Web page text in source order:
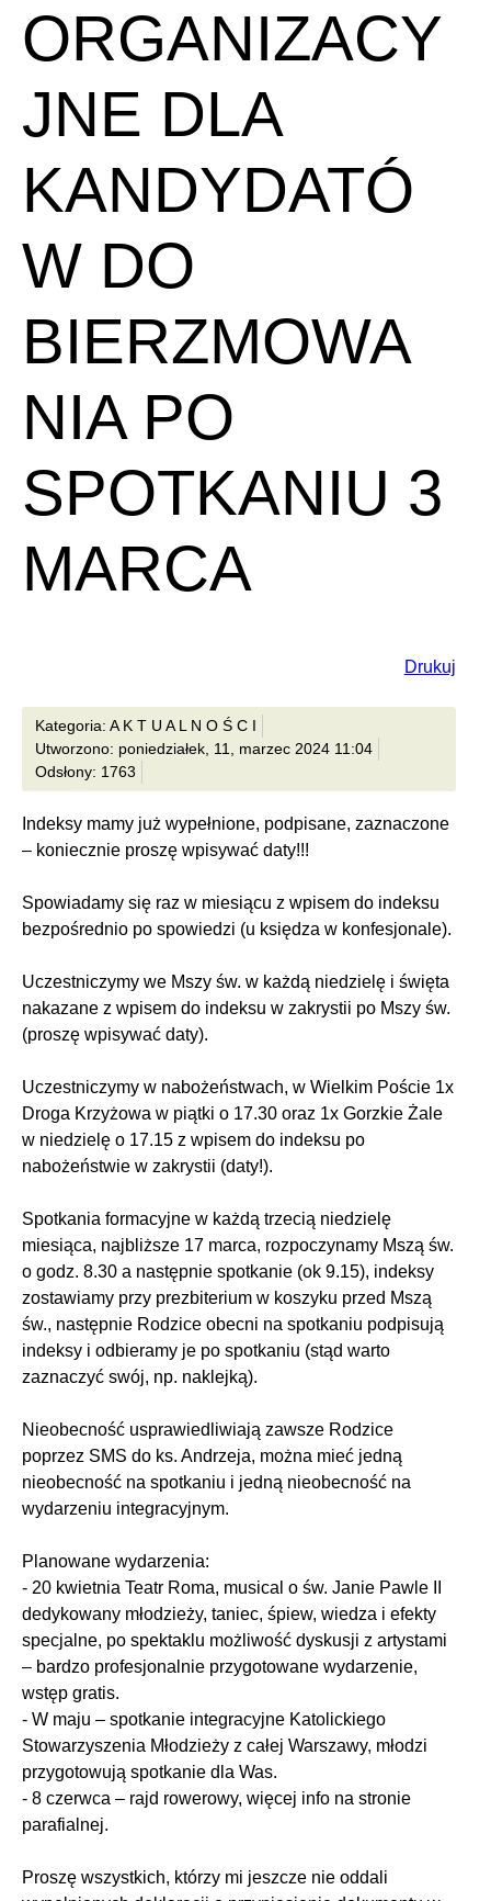
ORGANIZACY
JNE DLA
KANDYDATÓ
W DO
BIERZMOWA
NIA PO
SPOTKANIU 3
MARCA
Drukuj
Kategoria: A K T U A L N O Ś C I
Utworzono: poniedziałek, 11, marzec 2024 11:04
Odsłony: 1763
Indeksy mamy już wypełnione, podpisane, zaznaczone
– koniecznie proszę wpisywać daty!!!
Spowiadamy się raz w miesiącu z wpisem do indeksu
bezpośrednio po spowiedzi (u księdza w konfesjonale).
Uczestniczymy we Mszy św. w każdą niedzielę i święta
nakazane z wpisem do indeksu w zakrystii po Mszy św.
(proszę wpisywać daty).
Uczestniczymy w nabożeństwach, w Wielkim Poście 1x
Droga Krzyżowa w piątki o 17.30 oraz 1x Gorzkie Żale
w niedzielę o 17.15 z wpisem do indeksu po
nabożeństwie w zakrystii (daty!).
Spotkania formacyjne w każdą trzecią niedzielę
miesiąca, najbliższe 17 marca, rozpoczynamy Mszą św.
o godz. 8.30 a następnie spotkanie (ok 9.15), indeksy
zostawiamy przy prezbiterium w koszyku przed Mszą
św., następnie Rodzice obecni na spotkaniu podpisują
indeksy i odbieramy je po spotkaniu (stąd warto
zaznaczyć swój, np. naklejką).
Nieobecność usprawiedliwiają zawsze Rodzice
poprzez SMS do ks. Andrzeja, można mieć jedną
nieobecność na spotkaniu i jedną nieobecność na
wydarzeniu integracyjnym.
Planowane wydarzenia:
- 20 kwietnia Teatr Roma, musical o św. Janie Pawle II
dedykowany młodzieży, taniec, śpiew, wiedza i efekty
specjalne, po spektaklu możliwość dyskusji z artystami
– bardzo profesjonalnie przygotowane wydarzenie,
wstęp gratis.
- W maju – spotkanie integracyjne Katolickiego
Stowarzyszenia Młodzieży z całej Warszawy, młodzi
przygotowują spotkanie dla Was.
- 8 czerwca – rajd rowerowy, więcej info na stronie
parafialnej.
Proszę wszystkich, którzy mi jeszcze nie oddali